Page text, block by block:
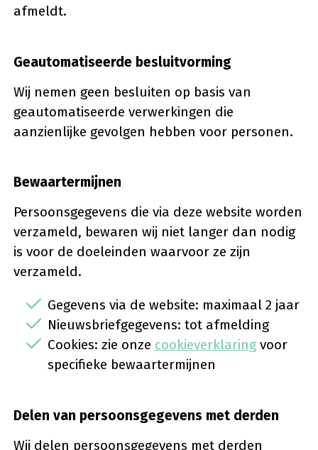
afmeldt.
Geautomatiseerde besluitvorming
Wij nemen geen besluiten op basis van
geautomatiseerde verwerkingen die
aanzienlijke gevolgen hebben voor personen.
Bewaartermijnen
Persoonsgegevens die via deze website worden
verzameld, bewaren wij niet langer dan nodig
is voor de doeleinden waarvoor ze zijn
verzameld.
Gegevens via de website: maximaal 2 jaar
Nieuwsbriefgegevens: tot afmelding
Cookies: zie onze cookieverklaringvoor
specifieke bewaartermijnen
Delen van persoonsgegevens met derden
Wij delen persoonsgegevens met derden